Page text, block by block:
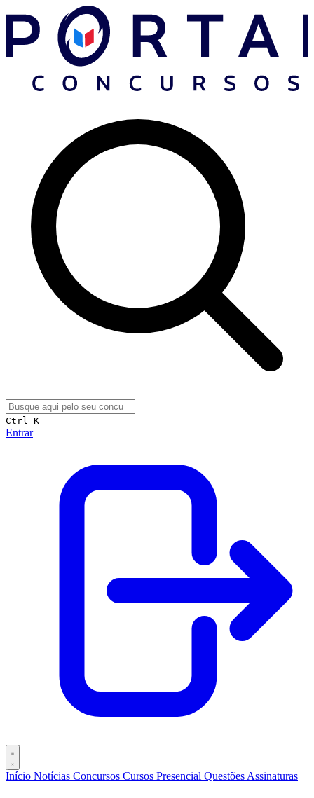
Ctrl K
Entrar
Início Notícias Concursos Cursos Presencial Questões Assinaturas